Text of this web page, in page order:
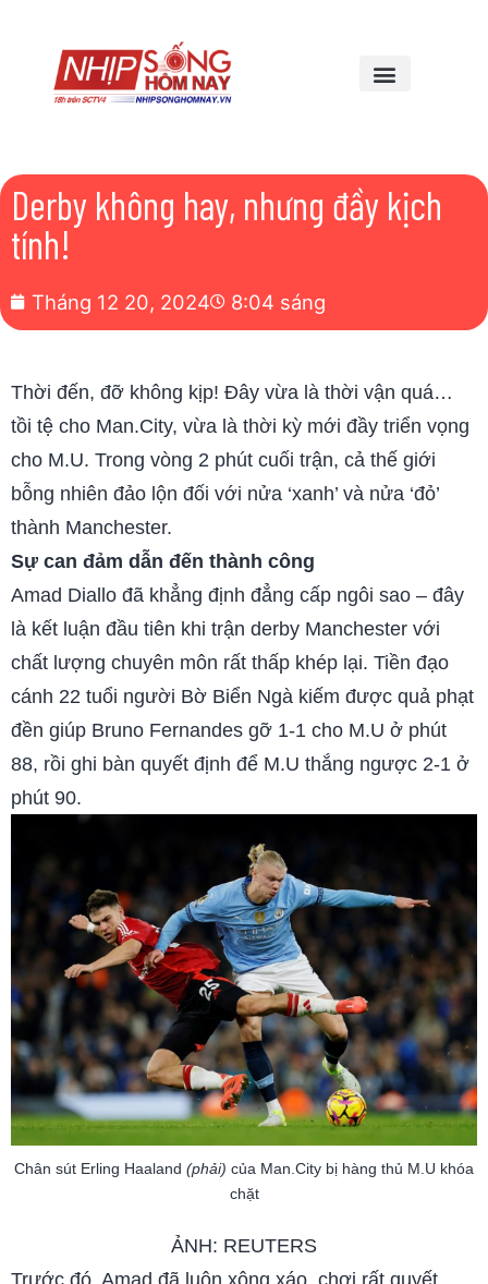
Derby không hay, nhưng đầy kịch
tính!
Tháng 12 20, 2024 8:04 sáng
Thời đến, đỡ không kịp! Đây vừa là thời vận quá…
tồi tệ cho Man.City, vừa là thời kỳ mới đầy triển vọng
cho M.U. Trong vòng 2 phút cuối trận, cả thế giới
bỗng nhiên đảo lộn đối với nửa ‘xanh’ và nửa ‘đỏ’
thành Manchester.
Sự can đảm dẫn đến thành công
Amad Diallo đã khẳng định đẳng cấp ngôi sao – đây
là kết luận đầu tiên khi trận derby Manchester với
chất lượng chuyên môn rất thấp khép lại. Tiền đạo
cánh 22 tuổi người Bờ Biển Ngà kiếm được quả phạt
đền giúp Bruno Fernandes gỡ 1-1 cho M.U ở phút
88, rồi ghi bàn quyết định để M.U thắng ngược 2-1 ở
phút 90.
Chân sút Erling Haaland (phải) của Man.City bị hàng thủ M.U khóa
chặt
ẢNH: REUTERS
Trước đó, Amad đã luôn xông xáo, chơi rất quyết